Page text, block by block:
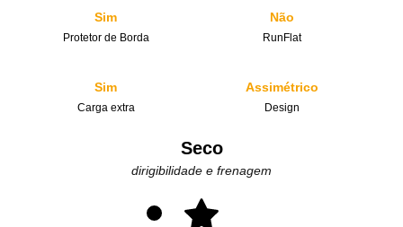
Sim
Protetor de Borda
Não
RunFlat
Sim
Carga extra
Assimétrico
Design
Seco
dirigibilidade e frenagem